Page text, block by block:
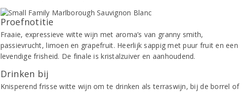
Proefnotitie
Fraaie, expressieve witte wijn met aroma’s van granny smith,
passievrucht, limoen en grapefruit. Heerlijk sappig met puur fruit en een
levendige frisheid. De finale is kristalzuiver en aanhoudend.
Drinken bij
Knisperend frisse witte wijn om te drinken als terraswijn, bij de borrel of